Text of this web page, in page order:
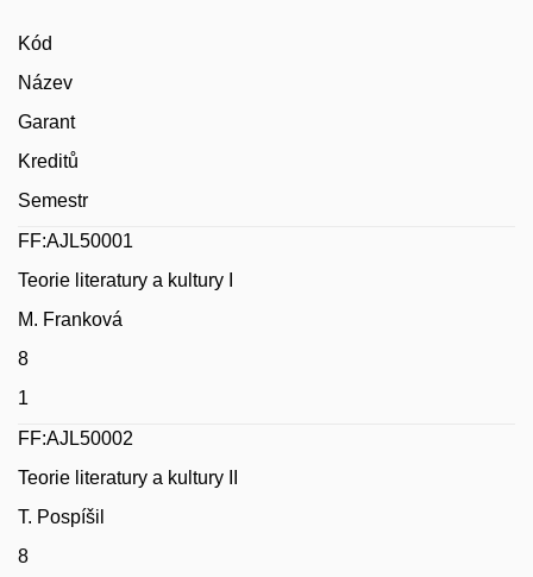
Kód
Název
Garant
Kreditů
Semestr
FF:AJL50001
Teorie literatury a kultury I
M. Franková
8
1
FF:AJL50002
Teorie literatury a kultury II
T. Pospíšil
8